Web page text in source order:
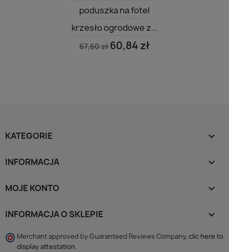
poduszka na fotel
krzesło ogrodowe z...
67,60 zł 60,84 zł
KATEGORIE 
INFORMACJA 
MOJE KONTO 
INFORMACJA O SKLEPIE keyboard_arrow_down
Merchant approved by Guaranteed Reviews Company, clic here to
display attestation.